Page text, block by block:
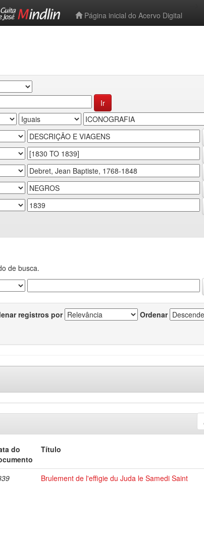
Página inicial do Acervo Digital
de busca.
registros por Ordenar
do
Título
Brulement de l'effigie du Juda le Samedi Saint